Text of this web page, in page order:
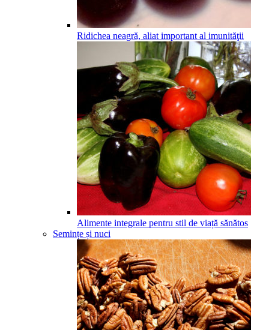
Ridichea neagră, aliat important al imunităţii
Alimente integrale pentru stil de viață sănătos
Semințe și nuci